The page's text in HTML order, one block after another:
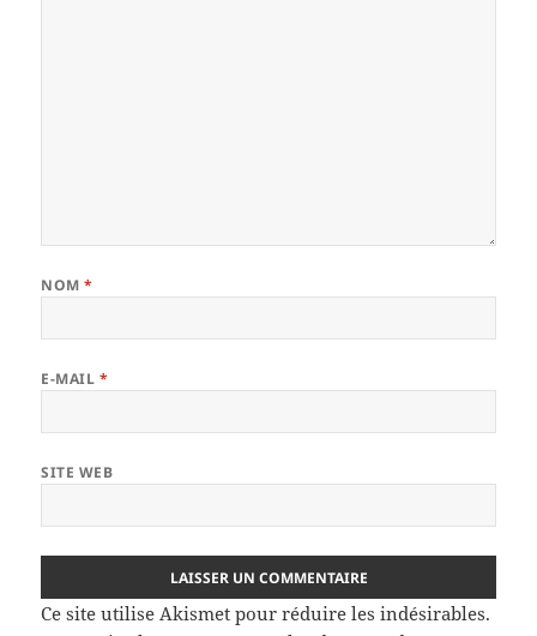
NOM*
E-MAIL *
SITE WEB
Ce site utilise Akismet pour réduire les indésirables.